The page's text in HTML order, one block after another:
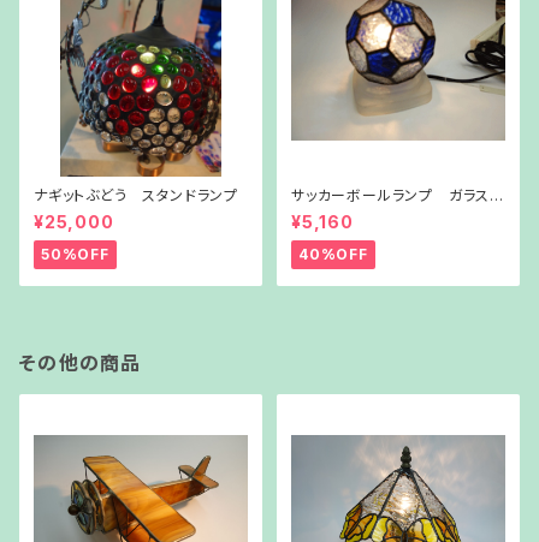
ナギットぶどう スタンドランプ
¥25,000
50%OFF
サッカーボールランプ ガラス台
付き
¥5,160
40%OFF
その他の商品